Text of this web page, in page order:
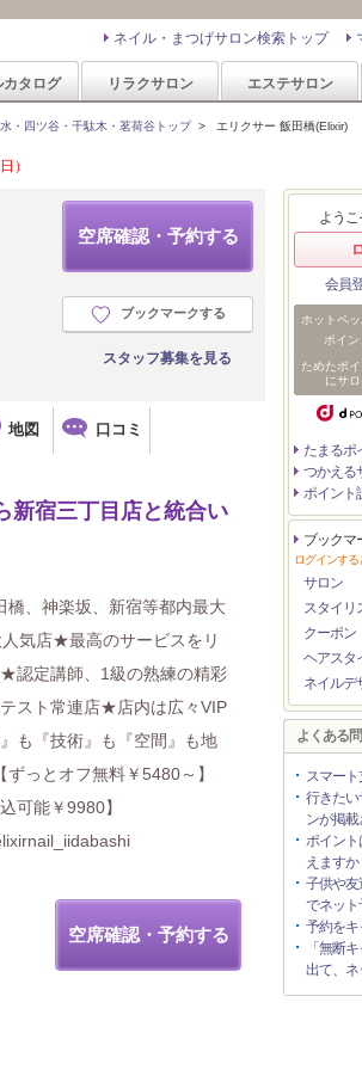
ネイル・まつげサロン検索トップ
タログ リラクサロン エステサロン
・四ツ谷・千駄木・茗荷谷トップ> エリクサー 飯田橋(Elixir)
）
空席確認・予約する
ブックマークする
スタッフ募集を見る
地図 口コミ
新宿三丁目店と統合い
橋、神楽坂、新宿等都内最大
気店★最高のサービスをリ
認定講師、1級の熟練の精彩
スト常連店★店内は広々VIP
も『技術』も『空間』も地
ずっとオフ無料￥5480～】
可能￥9980】
空席確認・予約する
ようこ
会員
ホットペ
ポイン
ためたポ
にサ
たまるポ
つかえる
ポイント
ブックマ
ログインす
サロン
スタイリ
クーポン
ヘアスタ
ネイルデ
よくある
スマー
行きたい
ンが掲
ポイント
えますか
子供や友
でネット
予約をキ
「無断
出て、ネ